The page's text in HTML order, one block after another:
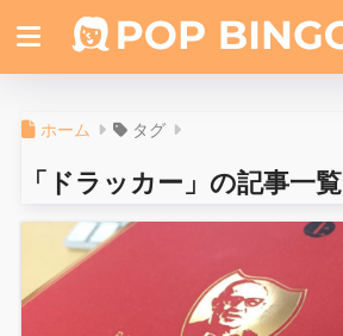
ホーム タグ
「ドラッカー」の記事一覧